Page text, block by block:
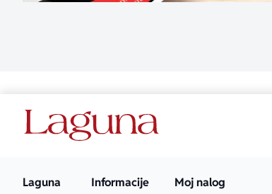
Laguna
Informacije
Moj nalog